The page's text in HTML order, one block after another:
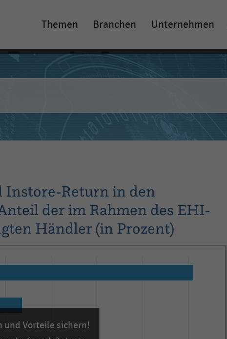
Main
navigation
Themen Branchen Unternehmen
Instore-Return in den
der im Rahmen des EHI-
Händler (in Prozent)
und Vorteile sichern!